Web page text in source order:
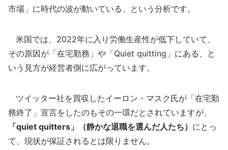
市場」に時代の波が動いている、という分析です。
米国では、2022年に入り労働生産性が低下していて、
その原因が「在宅勤務」や「Quiet quitting」にある、と
いう見方が経営者側に広がっています。
ツイッター社を買収したイーロン・マスク氏が「在宅勤
務終了」宣言をしたのもその一環だとされていますが、
「quiet quitters」（静かな退職を選んだ人たち） にとっ
て、現状が保証されるとは限りません。